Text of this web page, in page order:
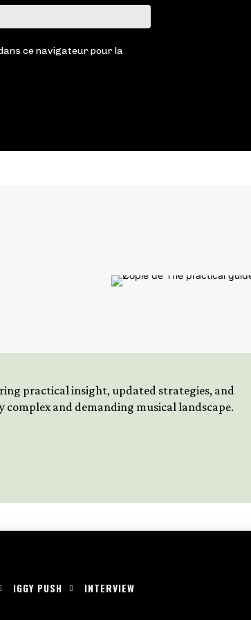
:
ce navigateur pour la
practical insight, updated strategies, and
and demanding musical landscape.
IGGY PUSH INTERVIEW